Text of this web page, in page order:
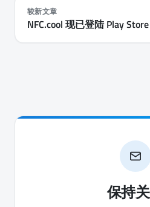
较新文章
NFC.cool 现已登陆 Play Store
保持